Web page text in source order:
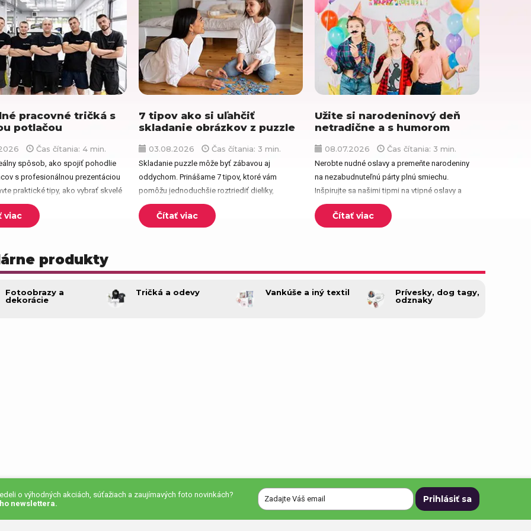
pre priateľa Darčeky pre kamaráta Darčeky pre dedka
pre kolegu Darčeky na Deň detí Darčeky na Deň matiek
na Deň otcov Darčeky na meniny Darčeky na narodeniny
na výročie Darčeky na Valentína Darčeky na svadbu
na krstiny Darčeky pre ženy Darčeky pre mužov
pre deti
pracovné tričká s
potlačou
Čas čítania: 4 min.
spôsob, ako spojiť pohodlie
s profesionálnou prezentáciou
praktické tipy, ako vybrať skvelé
s potlačou pre celý...
viac
7 tipov ako si uľahčiť
skladanie obrázkov z puzzle
03.08.2026 Čas čítania: 3 min.
Skladanie puzzle môže byť zábavou aj
oddychom. Prinášame 7 tipov, ktoré vám
pomôžu jednoduchšie roztriediť dieliky,
rýchlejšie nájsť správne kúsky a užiť si...
Čítať viac
Užite si narodeninový deň
netradične a s humorom
08.07.2026 Čas čítania: 3 min.
Nerobte nudné oslavy a premeňte narodeniny
na nezabudnuteľnú párty plnú smiechu.
Inšpirujte sa našimi tipmi na vtipné oslavy a
originálne darčeky s potlačou z vlastných
fotiek.Čítať viac
produkty
Fotoobrazy a
dekorácie
Tričká a odevy Vankúše a iný textil
Prívesky, dog tagy,
odznaky
o výhodných akciách, súťažiach a zaujímavých foto novinkách?
newslettera.